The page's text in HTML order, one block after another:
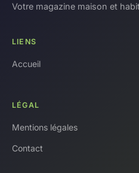
Votre magazine maison et
LIENS
Accueil
LÉGAL
Mentions légales
Contact